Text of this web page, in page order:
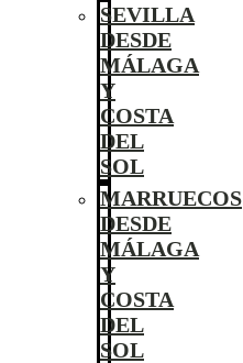
SEVILLA
DESDE
MÁLAGA
Y
COSTA
DEL
SOL
MARRUECOS
DESDE
MÁLAGA
Y
COSTA
DEL
SOL